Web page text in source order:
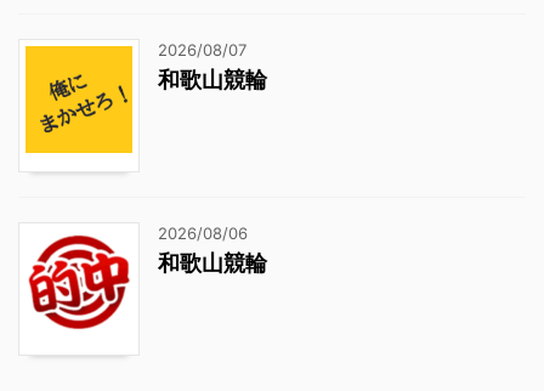
2026/08/07
和歌山競輪
2026/08/06
和歌山競輪